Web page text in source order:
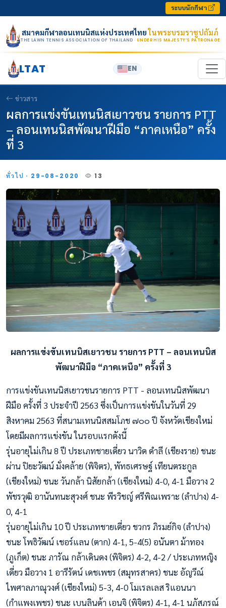
ระบบนักกีฬา
สมาคมกีฬาลอนเทนนิสแห่งประเทศไทยในพระบรมราชูปถัมภ์
THE LAWN TENNIS ASSOCIATION OF THAILAND · UNDER HIS MAJESTY’S PATRONAGE
LTAT EN
ข่าวสาร
ผลการแข่งขันเทนนิสเยาวชน รายการ PTT
– ลอนเทนนิสพัฒนาฝีมือ “ภาคเหนือ” ครั้ง
ที่ 3
ทั่วไป · 29-08-2020 13
ผลการแข่งขันเทนนิสเยาวชน รายการ PTT – ลอนเทนนิส
พัฒนาฝีมือ “ภาคเหนือ” ครั้งที่ 3
การแข่งขันเทนนิสเยาวชนรายการ PTT - ลอนเทนนิสพัฒนา
ฝีมือ ครั้งที่ 3 ประจำปี 2563 ซึ่งเป็นการแข่งขันในวันที่ 29
สิงหาคม 2563 ที่สนามเทนนิสสมโภช ๗๐๐ ปี จังหวัดเชียงใหม่
โดยมีผลการแข่งขัน ในรอบแรกดังนี้
รุ่นอายุไม่เกิน 8 ปี ประเภทชายเดี่ยว นาวิด ดำลี (เชียงราย) ชนะ
ผ่าน ปิยะวัฒน์ มั่งคล้าย (พิจิตร), พัทธเศรษฐ์ เทียนตระกูล
(เชียงใหม่) ชนะ วันกล้า นิสัยกล้า (เชียงใหม่) 4-0, 4-1 มือวาง 2
พัชรวุฒิ อานันทนะสุวงศ์ ชนะ พีรวิชญ์ ศรีพิณเพราะ (ลำปาง) 4-
0, 4-1
รุ่นอายุไม่เกิน 10 ปี ประเภทชายเดี่ยว ชวกร ภิรมย์กิจ (ลำปาง)
ชนะ โพธิวัฒน์ เชอร์แลน (ตาก) 4-1, 5-4(5) อนันตา ม้าทอง
(ภูเก็ต) ชนะ ภารัณ กล้าเดินดง (พิจิตร) 4-2, 4-2 / ประเภทหญิง
เดี่ยว มือวาง 1 อารีรัตน์ เดชเพชร (สมุทรสาคร) ชนะ อัญวีณ์
ไพศาลภาณุวงศ์ (เชียงใหม่) 5-3, 4-0 โมเรลเลส ริแอนนา
(กำแพงเพชร) ชนะ เบนลินด้า เอนจิ (พิจิตร) 4-1, 4-1 นภัสภรณ์